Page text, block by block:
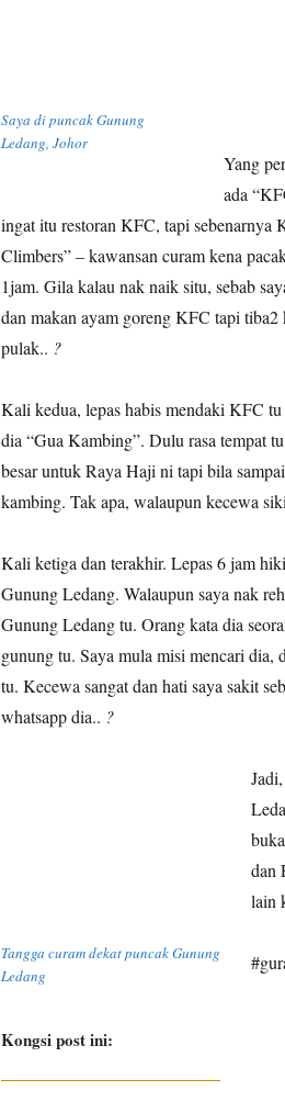
Saya di puncak Gunung
Ledang, Johor
Yang
ada
ingat itu restoran KFC, tapi sebenarnya
Climbers” – kawansan curam kena
1jam. Gila kalau nak naik situ, sebab
dan makan ayam goreng KFC tapi
pulak.. ?
Kali kedua, lepas habis mendaki KFC tu
dia “Gua Kambing”. Dulu rasa tempat
besar untuk Raya Haji ni tapi bila
kambing. Tak apa, walaupun kecewa
Kali ketiga dan terakhir. Lepas 6 jam
Gunung Ledang. Walaupun saya nak
Gunung Ledang tu. Orang kata dia
gunung tu. Saya mula misi mencari dia,
tu. Kecewa sangat dan hati saya sakit
whatsapp dia.. ?
Tangga curam dekat puncak Gunung
Ledang
dan
lain
Kongsi post ini: